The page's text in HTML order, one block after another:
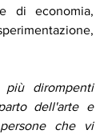
di economia,
dirompenti
dell'arte e
che vi